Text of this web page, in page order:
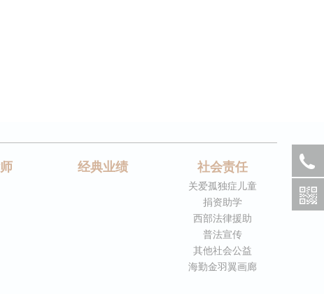
经典业绩 社会责任
关爱孤独症儿童
捐资助学
西部法律援助
普法宣传
其他社会公益
海勤金羽翼画廊